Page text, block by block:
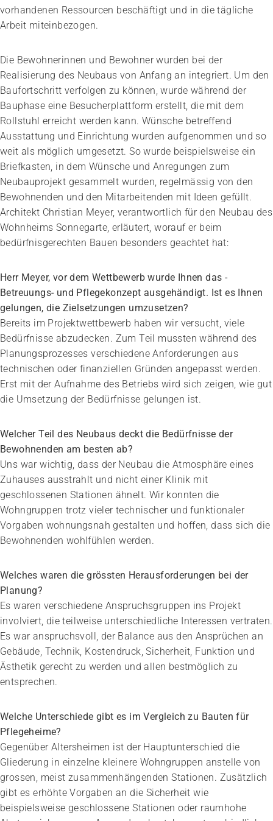
vorhandenen ­Ressourcen beschäftigt und in die täg­liche
Arbeit miteinbezogen.
Die Bewohnerinnen und Bewohner wurden bei der
Realisierung des Neubaus von Anfang an integriert. Um den
Baufortschritt verfolgen zu können, wurde während der
Bauphase eine Besucherplattform erstellt, die mit dem
Rollstuhl erreicht werden kann. Wünsche betreffend
Ausstattung und Einrichtung wurden aufgenommen und so
weit als möglich umgesetzt. So wurde beispielsweise ein
Briefkasten, in dem Wünsche und Anregungen zum
Neubauprojekt gesammelt wurden, regelmässig von den
Bewohnenden und den Mitarbeitenden mit Ideen gefüllt.
Architekt Christian Meyer, verantwortlich für den Neubau des
Wohnheims Sonnegarte, erläutert, worauf er beim
bedürfnisgerechten Bauen besonders geachtet hat:
Herr Meyer, vor dem Wettbewerb wurde Ihnen das ­
Betreuungs- und Pflegekonzept ausgehändigt. Ist es Ihnen
ge­lungen, die Zielsetzungen umzusetzen?
Bereits im Projektwettbewerb haben wir versucht, viele
Bedürfnisse abzu­decken. Zum Teil mussten während des
Planungsprozesses verschiedene Anforderungen aus
technischen oder finanziellen Gründen angepasst werden.
Erst mit der Aufnahme des Betriebs wird sich zeigen, wie gut
die Umsetzung der Bedürfnisse gelungen ist.
Welcher Teil des Neubaus deckt die Bedürfnisse der
Bewohnenden am besten ab?
Uns war wichtig, dass der Neubau die Atmosphäre eines
Zuhauses ausstrahlt und nicht einer Klinik mit
geschlossenen Stationen ähnelt. Wir konnten die
Wohngruppen trotz vieler technischer und funktionaler
Vorgaben wohnungsnah gestalten und hoffen, dass sich die
Bewohnenden wohlfühlen werden.
Welches waren die grössten Herausforderungen bei der
Planung?
Es waren verschiedene Anspruchsgruppen ins Projekt
involviert, die teilweise unterschiedliche Interessen vertraten.
Es war anspruchsvoll, der Balance aus den Ansprüchen an
Gebäude, Technik, Kostendruck, Sicherheit, Funktion und
Ästhetik gerecht zu werden und allen bestmöglich zu
entsprechen.
Welche Unterschiede gibt es im Vergleich zu Bauten für
Pflegeheime?
Gegenüber Altersheimen ist der Haupt­unterschied die
Gliederung in einzelne kleinere Wohngruppen anstelle von
grossen, meist zusammenhängenden Stationen. Zusätzlich
gibt es erhöhte Vorgaben an die Sicherheit wie
beispielsweise geschlossene Stationen oder raumhohe